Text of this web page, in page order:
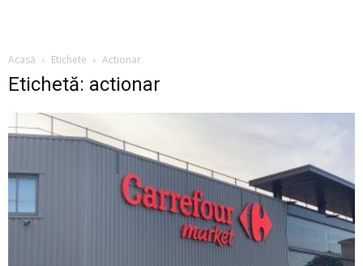
Acasă Etichete Actionar
Etichetă: actionar